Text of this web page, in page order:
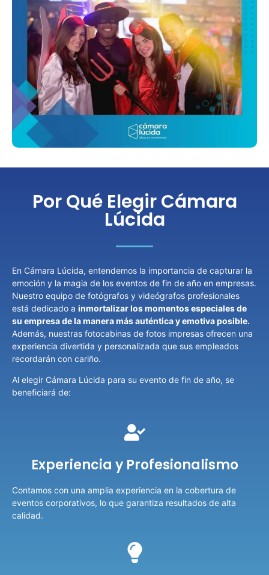
Por Qué Elegir Cámara
Lúcida
En Cámara Lúcida, entendemos la importancia de capturar la
emoción y la magia de los eventos de fin de año en empresas.
Nuestro equipo de fotógrafos y videógrafos profesionales
está dedicado a inmortalizar los momentos especiales de
su empresa de la manera más auténtica y emotiva posible.
Además, nuestras fotocabinas de fotos impresas ofrecen una
experiencia divertida y personalizada que sus empleados
recordarán con cariño.
Al elegir Cámara Lúcida para su evento de fin de año, se
beneficiará de:
Experiencia y Profesionalismo
Contamos con una amplia experiencia en la cobertura de
eventos corporativos, lo que garantiza resultados de alta
calidad.